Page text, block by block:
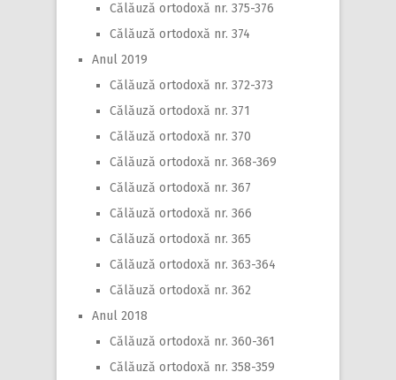
Călăuză ortodoxă nr. 375-376
Călăuză ortodoxă nr. 374
Anul 2019
Călăuză ortodoxă nr. 372-373
Călăuză ortodoxă nr. 371
Călăuză ortodoxă nr. 370
Călăuză ortodoxă nr. 368-369
Călăuză ortodoxă nr. 367
Călăuză ortodoxă nr. 366
Călăuză ortodoxă nr. 365
Călăuză ortodoxă nr. 363-364
Călăuză ortodoxă nr. 362
Anul 2018
Călăuză ortodoxă nr. 360-361
Călăuză ortodoxă nr. 358-359